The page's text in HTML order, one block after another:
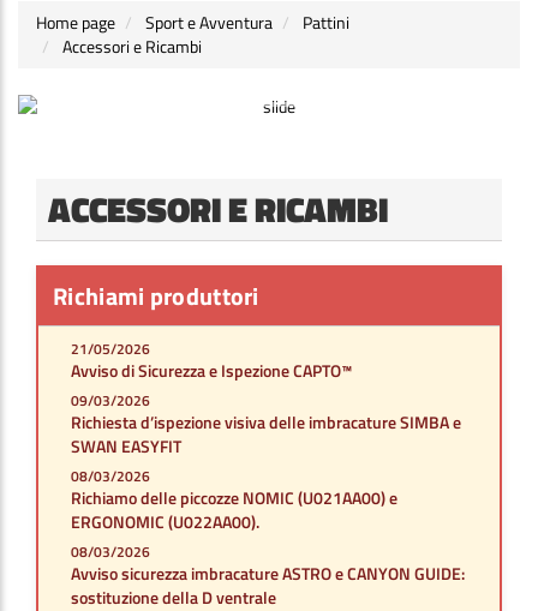
Home page Sport e Avventura
Pattini
Accessori e Ricambi
Richiami produttori
21/05/2026
Avviso di Sicurezza e Ispezione CAPTO™
09/03/2026
Richiesta d’ispezione visiva delle imbracature SIMBA e
SWAN EASYFIT
08/03/2026
Richiamo delle piccozze NOMIC (U021AA00) e
ERGONOMIC (U022AA00).
08/03/2026
Avviso sicurezza imbracature ASTRO e CANYON GUIDE:
sostituzione della D ventrale
ACCESSORI E RICAMBI